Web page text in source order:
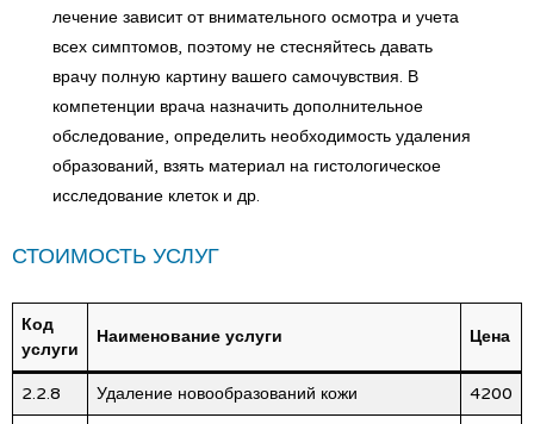
лечение зависит от внимательного осмотра и учета
всех симптомов, поэтому не стесняйтесь давать
врачу полную картину вашего самочувствия. В
компетенции врача назначить дополнительное
обследование, определить необходимость удаления
образований, взять материал на гистологическое
исследование клеток и др.
СТОИМОСТЬ УСЛУГ
Код
услуги
Наименование услуги Цена
2.2.8 Удаление новообразований кожи 4200